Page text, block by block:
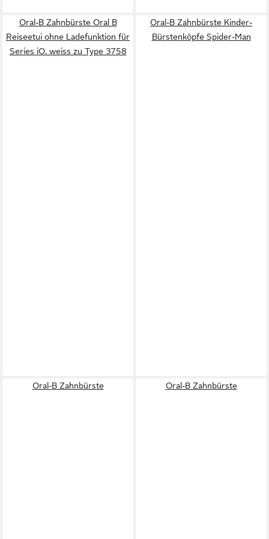
Oral-B Zahnbürste Oral B
Reiseetui ohne Ladefunktion für
Series iO. weiss zu Type 3758
Oral-B Zahnbürste Kinder-
Bürstenköpfe Spider-Man
Oral-B Zahnbürste Oral-B Zahnbürste